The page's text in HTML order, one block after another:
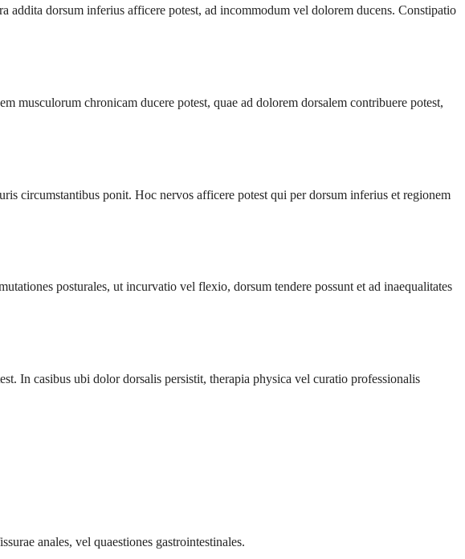
addita dorsum inferius afficere potest, ad incommodum vel dolorem ducens. Constipatio
musculorum chronicam ducere potest, quae ad dolorem dorsalem contribuere potest,
circumstantibus ponit. Hoc nervos afficere potest qui per dorsum inferius et regionem
posturales, ut incurvatio vel flexio, dorsum tendere possunt et ad inaequalitates
In casibus ubi dolor dorsalis persistit, therapia physica vel curatio professionalis
anales, vel quaestiones gastrointestinales.